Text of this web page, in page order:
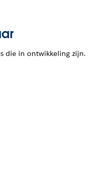
die in ontwikkeling zijn.